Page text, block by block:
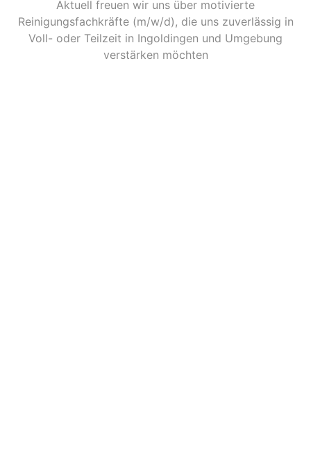
Aktuell freuen wir uns über motivierte
Reinigungsfachkräfte (m/w/d), die uns zuverlässig in
Voll- oder Teilzeit in Ingoldingen und Umgebung
verstärken möchten